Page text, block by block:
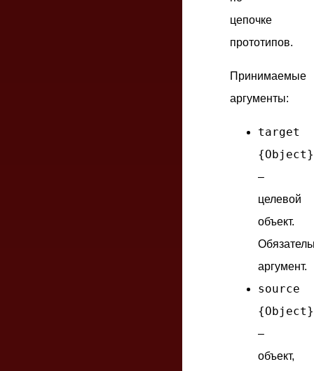
цепочке
прототипов.
Принимаемые
аргументы:
target
{Object}
–
целевой
объект.
аргумент.
source
{Object}
–
объект,